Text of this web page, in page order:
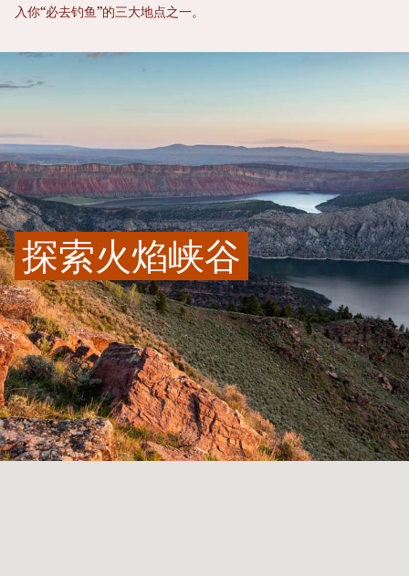
入你“必去钓鱼”的三大地点之一。
探索火焰峡谷